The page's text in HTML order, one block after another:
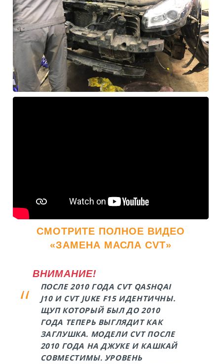
СМОТРИТЕ ПОЛНОЕ ВИДЕО
«ЗАМЕНА МАСЛА CVT»
ВНИМАНИЕ!
ПОСЛЕ 2010 ГОДА CVT QASHQAI
J10 И CVT JUKE F15 ИДЕНТИЧНЫ.
ЩУП КОТОРЫЙ БЫЛ ДО 2010
ГОДА ТЕПЕРЬ ВЫГЛЯДИТ КАК
ЗАГЛУШКА. МОДЕЛИ CVT ПОСЛЕ
2010 ГОДА НА ДЖУКЕ И КАШКАЙ
СОВМЕСТИМЫ. УРОВЕНЬ